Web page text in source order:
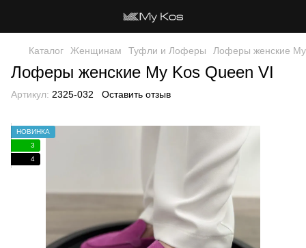
Каталог Женщинам Туфли и Лоферы Лоферы женские
Лоферы женские My Kos Queen VI
Артикул: 2325-032 Оставить отзыв
НОВИНКА
3
4